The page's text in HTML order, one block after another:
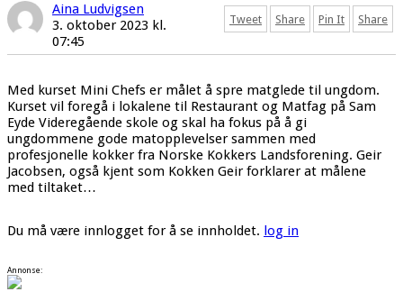
Tweet Share Pin It Share
Aina Ludvigsen
3. oktober 2023 kl.
07:45
Med kurset Mini Chefs er målet å spre matglede til ungdom.
Kurset vil foregå i lokalene til Restaurant og Matfag på Sam
Eyde Videregående skole og skal ha fokus på å gi
ungdommene gode matopplevelser sammen med
profesjonelle kokker fra Norske Kokkers Landsforening. Geir
Jacobsen, også kjent som Kokken Geir forklarer at målene
med tiltaket…
Du må være innlogget for å se innholdet. log in
Annonse: